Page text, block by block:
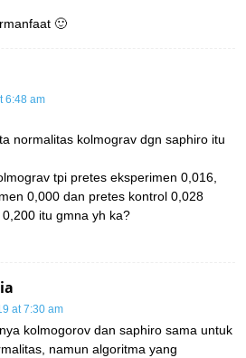
🙂
6:48 am
normalitas kolmograv dgn saphiro itu
tpi pretes eksperimen 0,016,
0,000 dan pretes kontrol 0,028
itu gmna yh ka?
at 7:30 am
kolmogorov dan saphiro sama untuk
namun algoritma yang